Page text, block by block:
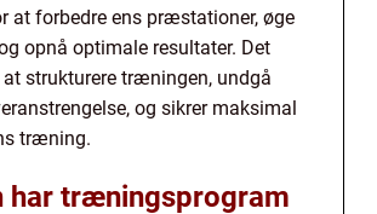
at forbedre ens præstationer, øge
opnå optimale resultater. Det
strukturere træningen, undgå
og sikrer maksimal
træning.
har træningsprogram